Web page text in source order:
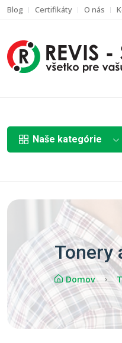
Blog Certifikáty O nás
Naše kategórie
Tonery
Domov